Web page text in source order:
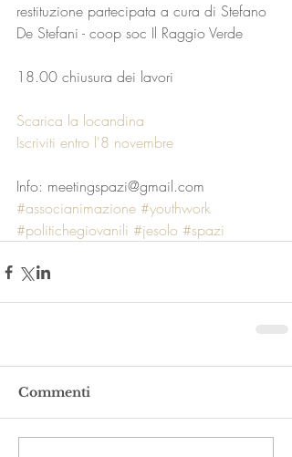
restituzione partecipata a cura di Stefano
De Stefani - coop soc Il Raggio Verde
18.00 chiusura dei lavori
Scarica la locandina
Iscriviti entro l'8 novembre
Info: meetingspazi@gmail.com
#associanimazione #youthwork
#politichegiovanili #jesolo #spazi
Commenti